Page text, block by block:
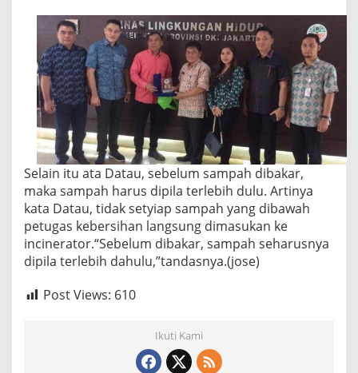
Selain itu ata Datau, sebelum sampah dibakar,
maka sampah harus dipila terlebih dulu. Artinya
kata Datau, tidak setyiap sampah yang dibawah
petugas kebersihan langsung dimasukan ke
incinerator.“Sebelum dibakar, sampah seharusnya
dipila terlebih dahulu,”tandasnya.(jose)
Post Views: 610
Ikuti Kami